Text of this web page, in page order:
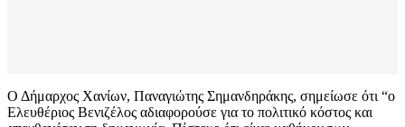
Ο Δήμαρχος Χανίων, Παναγιώτης Σημανδηράκης, σημείωσε ότι “ο
Ελευθέριος Βενιζέλος αδιαφορούσε για το πολιτικό κόστος και